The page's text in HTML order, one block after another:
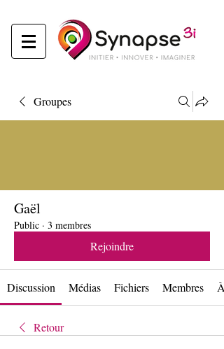
Groupes
Gaël
Public · 3 membres
Rejoindre
Discussion Médias Fichiers Membres
Retour